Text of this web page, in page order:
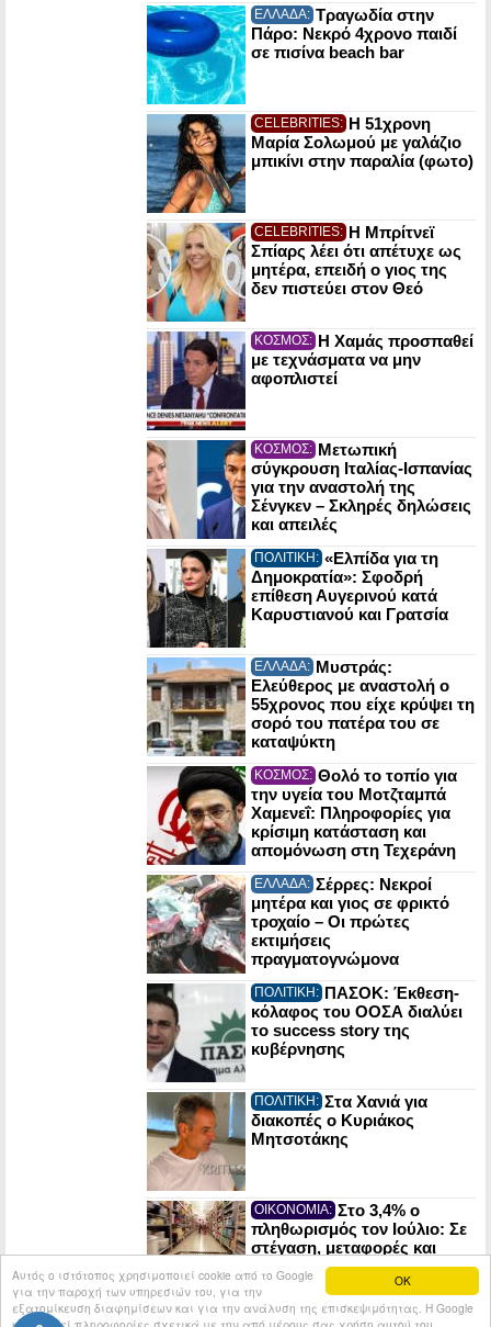
OK
Αυτός ο ιστότοπος χρησιμοποιεί cookie από το Google
για την παροχή των υπηρεσιών του, για την
εξατομίκευση διαφημίσεων και για την ανάλυση της επισκεψιμότητας. Η Google
ΕΛΛΑΔΑ: Τραγωδία στην
Πάρο: Νεκρό 4χρονο παιδί
σε πισίνα beach bar
CELEBRITIES: Η 51χρονη
Μαρία Σολωμού με γαλάζιο
μπικίνι στην παραλία (φωτο)
CELEBRITIES: Η Μπρίτνεϊ
Σπίαρς λέει ότι απέτυχε ως
μητέρα, επειδή ο γιος της
δεν πιστεύει στον Θεό
ΚΟΣΜΟΣ: Η Χαμάς προσπαθεί
με τεχνάσματα να μην
αφοπλιστεί
ΚΟΣΜΟΣ: Μετωπική
σύγκρουση Ιταλίας-Ισπανίας
για την αναστολή της
Σένγκεν – Σκληρές δηλώσεις
και απειλές
ΠΟΛΙΤΙΚΗ: «Ελπίδα για τη
Δημοκρατία»: Σφοδρή
επίθεση Αυγερινού κατά
Καρυστιανού και Γρατσία
ΕΛΛΑΔΑ: Μυστράς:
Ελεύθερος με αναστολή ο
55χρονος που είχε κρύψει τη
σορό του πατέρα του σε
καταψύκτη
ΚΟΣΜΟΣ: Θολό το τοπίο για
την υγεία του Μοτζταμπά
Χαμενεΐ: Πληροφορίες για
κρίσιμη κατάσταση και
απομόνωση στη Τεχεράνη
ΕΛΛΑΔΑ: Σέρρες: Νεκροί
μητέρα και γιος σε φρικτό
τροχαίο – Οι πρώτες
εκτιμήσεις
πραγματογνώμονα
ΠΟΛΙΤΙΚΗ: ΠΑΣΟΚ: Έκθεση-
κόλαφος του ΟΟΣΑ διαλύει
το success story της
κυβέρνησης
ΠΟΛΙΤΙΚΗ: Στα Χανιά για
διακοπές ο Κυριάκος
Μητσοτάκης
ΟΙΚΟΝΟΜΙΑ: Στο 3,4% ο
πληθωρισμός τον Ιούλιο: Σε
στέγαση, μεταφορές και
εστίαση οι μεγαλύτερες
αυξήσεις